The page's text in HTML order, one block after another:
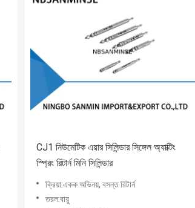
CJ1 নিউমেটিক এয়ার সিলিন্ডার সিঙ্গেল অ্যাক্টিং
স্প্রিং রিটার্ন মিনি সিলিন্ডার
ক্রিয়া:একক অভিনয়, বসন্ত রিটার্ন
তরল:বায়ু